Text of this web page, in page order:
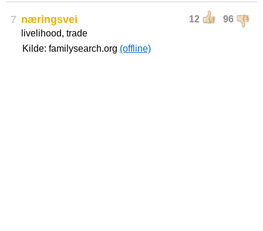
7 12 96
næringsvei
livelihood, trade
Kilde: familysearch.org (offline)